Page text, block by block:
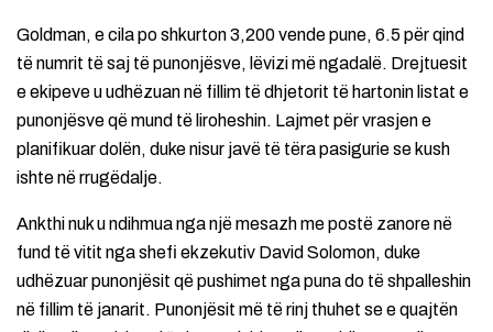
Goldman, e cila po shkurton 3,200 vende pune, 6.5 për qind
të numrit të saj të punonjësve, lëvizi më ngadalë. Drejtuesit
e ekipeve u udhëzuan në fillim të dhjetorit të hartonin listat e
punonjësve që mund të liroheshin. Lajmet për vrasjen e
planifikuar dolën, duke nisur javë të tëra pasigurie se kush
ishte në rrugëdalje.
Ankthi nuk u ndihmua nga një mesazh me postë zanore në
fund të vitit nga shefi ekzekutiv David Solomon, duke
udhëzuar punonjësit që pushimet nga puna do të shpalleshin
në fillim të janarit. Punonjësit më të rinj thuhet se e quajtën